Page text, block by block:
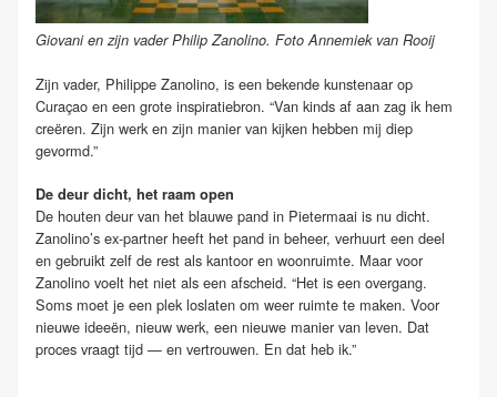
Giovani en zijn vader Philip Zanolino. Foto Annemiek van Rooij
Zijn vader, Philippe Zanolino, is een bekende kunstenaar op
Curaçao en een grote inspiratiebron. “Van kinds af aan zag ik hem
creëren. Zijn werk en zijn manier van kijken hebben mij diep
gevormd.”
De deur dicht, het raam open
De houten deur van het blauwe pand in Pietermaai is nu dicht.
Zanolino’s ex-partner heeft het pand in beheer, verhuurt een deel
en gebruikt zelf de rest als kantoor en woonruimte. Maar voor
Zanolino voelt het niet als een afscheid. “Het is een overgang.
Soms moet je een plek loslaten om weer ruimte te maken. Voor
nieuwe ideeën, nieuw werk, een nieuwe manier van leven. Dat
proces vraagt tijd — en vertrouwen. En dat heb ik.”